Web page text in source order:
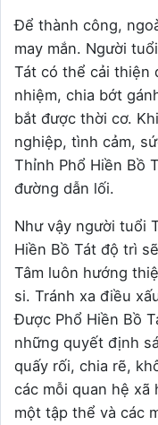
Để thành công,
may mắn. Người
Tát có thể cải thiện
nhiệm, chia bớt
bắt được thời cơ.
nghiệp, tình cảm,
Thỉnh Phổ Hiền Bồ
đường dẫn lối.
Như vậy người tuổi
Hiền Bồ Tát độ trì
Tâm luôn hướng
si. Tránh xa điều
Được Phổ Hiền Bồ
những quyết định
quấy rối, chia rẽ,
các mỗi quan hệ xã
một tập thể và các